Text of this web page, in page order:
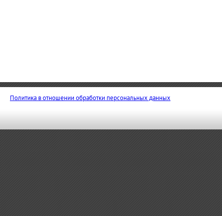
Политика в отношении обработки персональных данных